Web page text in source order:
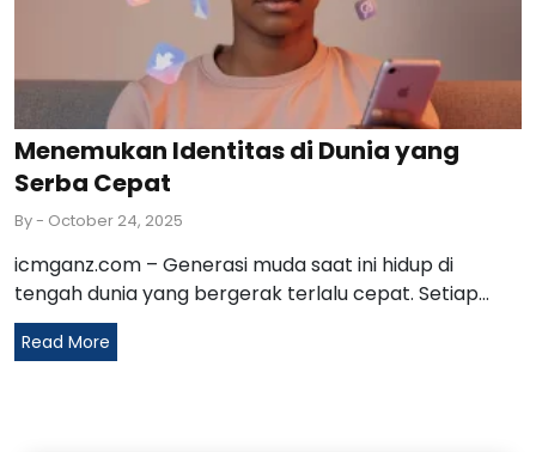
Menemukan Identitas di Dunia yang
Serba Cepat
By- October 24, 2025
icmganz.com – Generasi muda saat ini hidup di
tengah dunia yang bergerak terlalu cepat. Setiap...
Read More